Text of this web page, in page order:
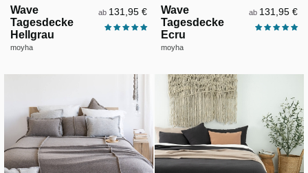
Wave
Tagesdecke
Hellgrau
moyha
ab 131,95 €
Wave
Tagesdecke
Ecru
moyha
ab 131,95 €